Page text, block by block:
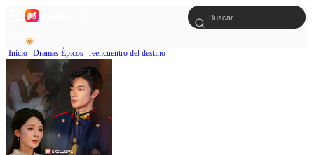
Inicio Dramas Épicos reencuentro del destino